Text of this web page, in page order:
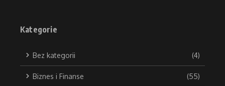
Kategorie
Bez kategorii (4)
Biznes i Finanse (55)